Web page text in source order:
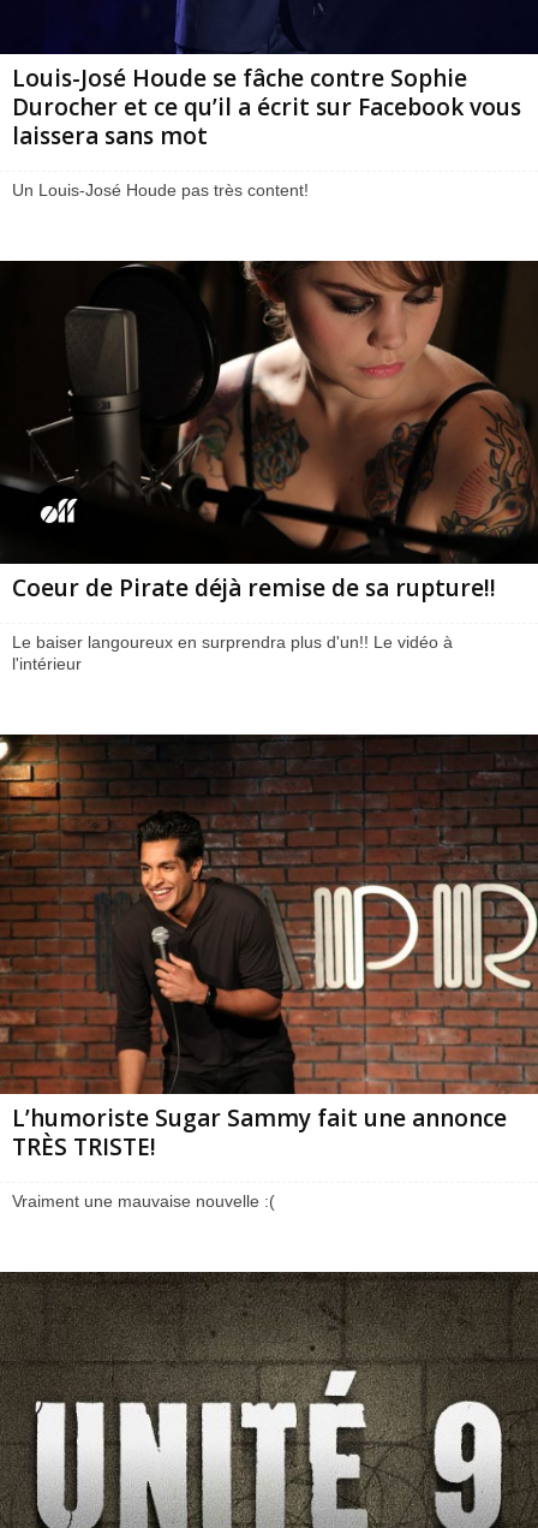
Louis-José Houde se fâche contre Sophie
Durocher et ce qu’il a écrit sur Facebook vous
laissera sans mot
Un Louis-José Houde pas très content!
Coeur de Pirate déjà remise de sa rupture!!
Le baiser langoureux en surprendra plus d'un!! Le vidéo à
l'intérieur
L’humoriste Sugar Sammy fait une annonce
TRÈS TRISTE!
Vraiment une mauvaise nouvelle :(